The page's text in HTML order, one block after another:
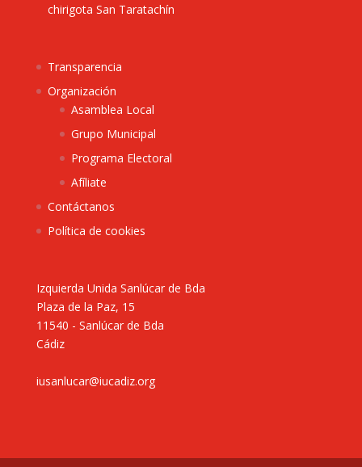
chirigota San Taratachín
Transparencia
Organización
Asamblea Local
Grupo Municipal
Programa Electoral
Afíliate
Contáctanos
Política de cookies
Izquierda Unida Sanlúcar de Bda
Plaza de la Paz, 15
11540 - Sanlúcar de Bda
Cádiz
iusanlucar@iucadiz.org